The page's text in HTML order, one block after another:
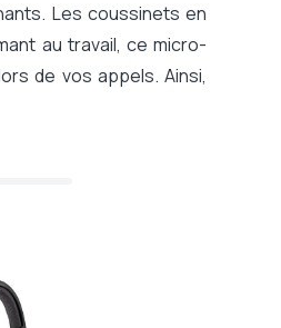
Les coussinets en
au travail, ce micro-
de vos appels. Ainsi,